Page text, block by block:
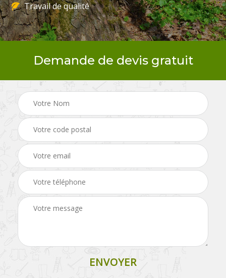
Travail de qualité
Demande de devis gratuit